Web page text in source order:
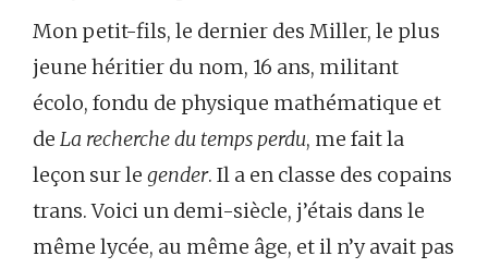
Mon petit-fils, le dernier des Miller, le plus
jeune héritier du nom, 16 ans, militant
écolo, fondu de physique mathématique et
de La recherche du temps perdu, me fait la
leçon sur le gender. Il a en classe des copains
trans. Voici un demi-siècle, j’étais dans le
même lycée, au même âge, et il n’y avait pas